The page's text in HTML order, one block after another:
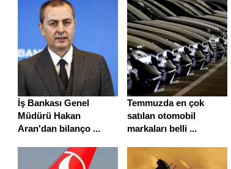
İş Bankası Genel
Müdürü Hakan
Aran'dan bilanço ...
Temmuzda en çok
satılan otomobil
markaları belli ...